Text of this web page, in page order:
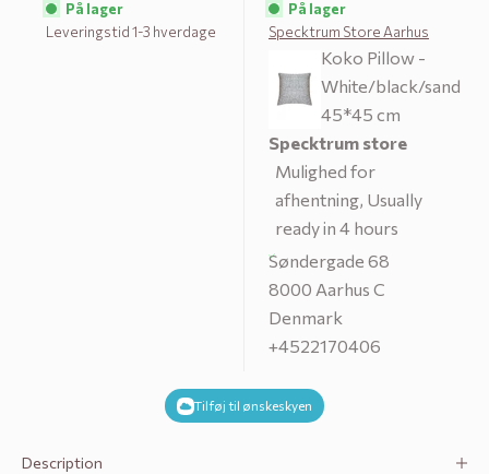
På lager
Leveringstid 1-3 hverdage
På lager
Specktrum Store Aarhus
Koko Pillow -
White/black/sand
45*45 cm
Specktrum store
Mulighed for
afhentning, Usually
ready in 4 hours
Søndergade 68
8000 Aarhus C
Denmark
+4522170406
Tilføj til ønskeskyen
Description